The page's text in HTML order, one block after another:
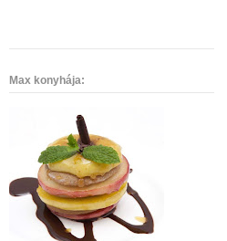
Max konyhája: